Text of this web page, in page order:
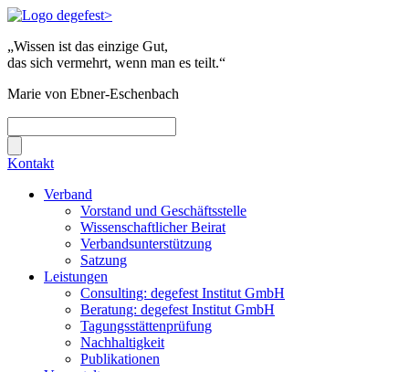
„Wissen ist das einzige Gut,
das sich vermehrt, wenn man es teilt.“
Marie von Ebner-Eschenbach
Kontakt
Verband
Vorstand und Geschäftsstelle
Wissenschaftlicher Beirat
Verbandsunterstützung
Satzung
Leistungen
Consulting: degefest Institut GmbH
Beratung: degefest Institut GmbH
Tagungsstättenprüfung
Nachhaltigkeit
Publikationen